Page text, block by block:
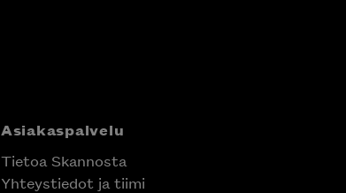
Asiakaspalvelu
Tietoa Skannosta
Yhteystiedot ja tiimi